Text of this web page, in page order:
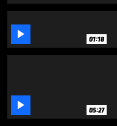
 01:18
 05:27